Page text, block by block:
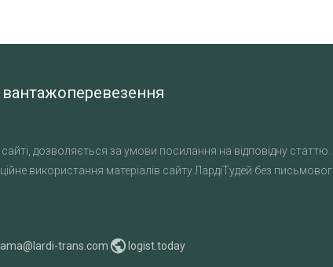
вантажоперевезення
дозволяється за умови посилання на відповідну
використання матеріалів сайту ЛардіТудей без
trans.com logist.today